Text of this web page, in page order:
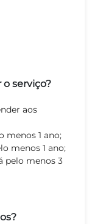
serviço?
aos
menos 1 ano;
menos 1 ano;
pelo menos 3